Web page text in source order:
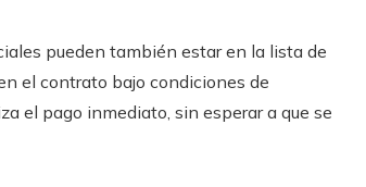
pueden también estar en la lista de
el contrato bajo condiciones de
el pago inmediato, sin esperar a que se